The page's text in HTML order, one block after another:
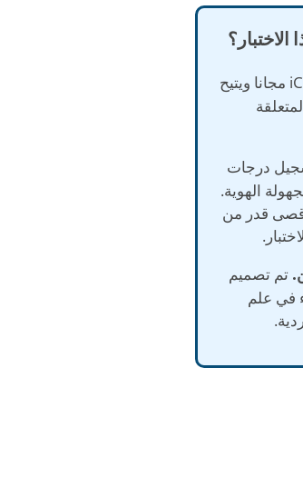
يُقدم اختبار iCarly مجانا ويتيح
درجات
الهوية.
قدر من
تم تصميم
في علم